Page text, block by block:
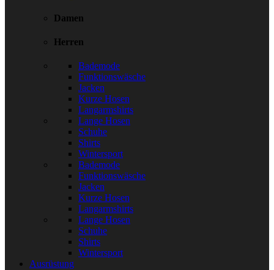
Damen
Herren
Bademode
Funktionswäsche
Jacken
Kurze Hosen
Langarmshirts
Lange Hosen
Schuhe
Shirts
Wintersport
Bademode
Funktionswäsche
Jacken
Kurze Hosen
Langarmshirts
Lange Hosen
Schuhe
Shirts
Wintersport
Ausrüstung